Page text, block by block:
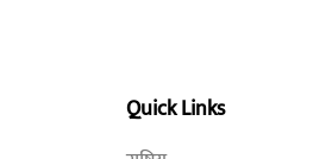
Quick Links